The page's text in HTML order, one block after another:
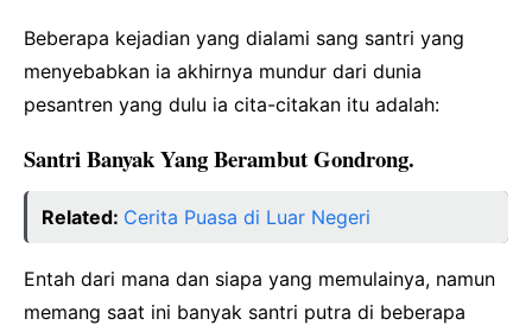
Beberapa kejadian yang dialami sang santri yang
menyebabkan ia akhirnya mundur dari dunia
pesantren yang dulu ia cita-citakan itu adalah:
Santri Banyak Yang Berambut Gondrong.
Related: Cerita Puasa di Luar Negeri
Entah dari mana dan siapa yang memulainya, namun
memang saat ini banyak santri putra di beberapa